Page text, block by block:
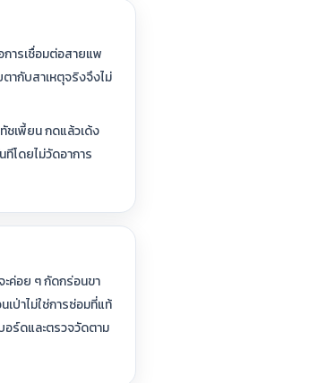
การเชื่อมต่อสายแพ
ตากับสาเหตุจริงจึงไม่
ชเพี้ยน กดแล้วเด้ง
โดยไม่วัดอาการ
ะค่อย ๆ กัดกร่อนขา
เป่าไม่ใช่การซ่อมที่แท้
อร์ดและตรวจวัดตาม